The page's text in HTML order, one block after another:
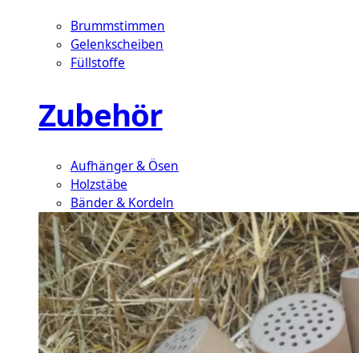
Brummstimmen
Gelenkscheiben
Füllstoffe
Zubehör
Aufhänger & Ösen
Holzstäbe
Bänder & Kordeln